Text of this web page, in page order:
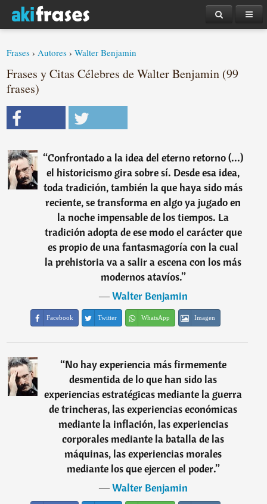
Frases ›Autores ›Walter Benjamin
Frases y Citas Célebres de Walter Benjamin (99
frases)
“Confrontado a la idea del eterno retorno (...)
el historicismo gira sobre sí. Desde esa idea,
toda tradición, también la que haya sido más
reciente, se transforma en algo ya jugado en
la noche impensable de los tiempos. La
tradición adopta de ese modo el carácter que
es propio de una fantasmagoría con la cual
la prehistoria va a salir a escena con los más
modernos atavíos.”
―Walter Benjamin
Facebook Twitter WhatsApp Imagen
“No hay experiencia más firmemente
desmentida de lo que han sido las
experiencias estratégicas mediante la guerra
de trincheras, las experiencias económicas
mediante la inflación, las experiencias
corporales mediante la batalla de las
máquinas, las experiencias morales
mediante los que ejercen el poder.”
―Walter Benjamin